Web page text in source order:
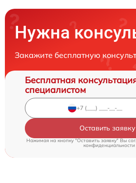
Нужна
Закажите бесплатную
Бесплатная
специалистом
Оставить заявку
Нажимая на кнопку "Оставить заявку" Вы
конфиденциальности